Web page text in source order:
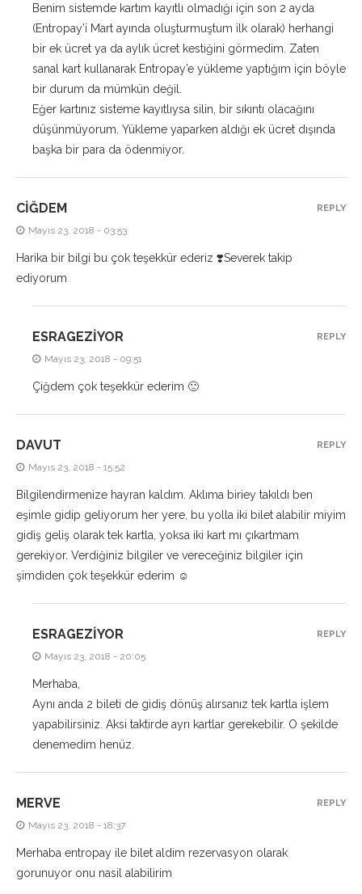
Benim sistemde kartım kayıtlı olmadığı için son 2 ayda
(Entropay’i Mart ayında oluşturmuştum ilk olarak) herhangi
bir ek ücret ya da aylık ücret kestiğini görmedim. Zaten
sanal kart kullanarak Entropay’e yükleme yaptığım için böyle
bir durum da mümkün değil.
Eğer kartınız sisteme kayıtlıysa silin, bir sıkıntı olacağını
düşünmüyorum. Yükleme yaparken aldığı ek ücret dışında
başka bir para da ödenmiyor.
CIĞDEM
Mayıs 23, 2018 - 03:53
Harika bir bilgi bu çok teşekkür ederiz ❣️Severek takip
ediyorum
REPLY
ESRAGEZIYOR
Mayıs 23, 2018 - 09:51
Çiğdem çok teşekkür ederim 🙂
REPLY
DAVUT
Mayıs 23, 2018 - 15:52
Bilgilendirmenize hayran kaldım. Aklıma biriey takıldı ben
eşimle gidip geliyorum her yere, bu yolla iki bilet alabilir miyim
gidiş geliş olarak tek kartla, yoksa iki kart mı çıkartmam
gerekiyor. Verdiğiniz bilgiler ve vereceğiniz bilgiler için
şimdiden çok teşekkür ederim ☺️
REPLY
ESRAGEZIYOR
Mayıs 23, 2018 - 20:05
Merhaba,
Aynı anda 2 bileti de gidiş dönüş alırsanız tek kartla işlem
yapabilirsiniz. Aksi taktirde ayrı kartlar gerekebilir. O şekilde
denemedim henüz.
REPLY
MERVE
Mayıs 23, 2018 - 18:37
Merhaba entropay ile bilet aldim rezervasyon olarak
gorunuyor onu nasil alabilirim
REPLY